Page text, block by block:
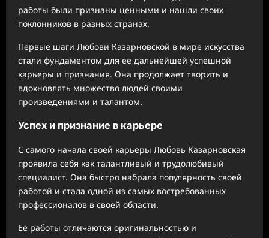
работы были признаны ценными и нашли своих
поклонников в разных странах.
Первые шаги Любови Казарновской в мире искусства
стали фундаментом для ее дальнейшей успешной
карьеры и признания. Она продолжает творить и
вдохновлять множество людей своими
произведениями и талантом.
Успех и признание в карьере
С самого начала своей карьеры Любовь Казарновская
проявила себя как талантливый и трудолюбивый
специалист. Она быстро набрала популярность своей
работой и стала одной из самых востребованных
профессионалов в своей области.
Ее работы отличаются оригинальностью и